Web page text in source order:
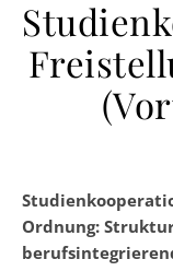
Ordnung: